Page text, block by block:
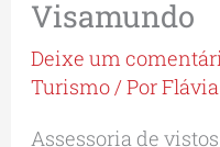
Visamundo
Deixe um
Turismo/ Por
Assessoria de